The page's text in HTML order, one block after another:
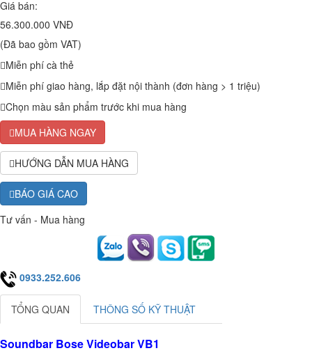
Giá bán:
56.300.000 VNĐ
(Đã bao gồm VAT)
Miễn phí cà thẻ
Miễn phí giao hàng, lắp đặt nội thành (đơn hàng > 1 triệu)
Chọn màu sản phẩm trước khi mua hàng
MUA HÀNG NGAY
HƯỚNG DẪN MUA HÀNG
BÁO GIÁ CAO
Tư vấn - Mua hàng
0933.252.606
TỔNG QUAN THÔNG SỐ KỸ THUẬT
Soundbar Bose Videobar VB1